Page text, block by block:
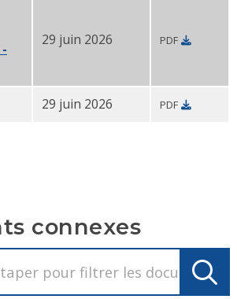
vietnamien
29 juin 2026 PDF
DR- Amendement 4- Résumé-
29 juin 2026 PDF
connexes